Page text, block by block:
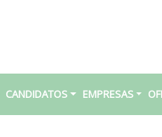
CANDIDATOS EMPRESAS